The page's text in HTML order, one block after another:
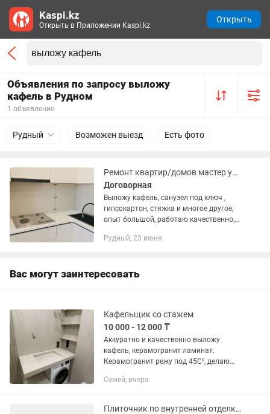
Объявления по запросу выложу
кафель в Рудном
1 объявление
Рудный Возможен выезд Есть фото
Ремонт квартир/домов мастер универсал
Договорная
Выложу кафель, санузел под ключ ,
гипсокартон, стяжка и многое другое,
опыт большой, работаю качественно,
Рудный, 23 июня
Вас могут заинтересовать
Кафельщик со стажем
10 000 - 12 000 ₸
Аккуратно и качественно выложу
кафель, керамогранит ламинат.
Керамогранит режу под 45С⁰, делаю
магнитные лючки. Установка
ключ. А...
Семей, вчера
Плиточник по внутренней отделке (Ремонт ванных и санузлов под ключ)
Kaspi.kz
Открыть в Приложении Kaspi.kz
Открыть